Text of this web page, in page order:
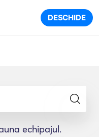
DESCHIDE
echipajul.